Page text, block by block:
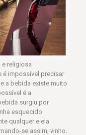
e religiosa
é impossível precisar
a bebida existe muito
é a
surgiu por
esquecido
qualquer e ela
se assim, vinho.